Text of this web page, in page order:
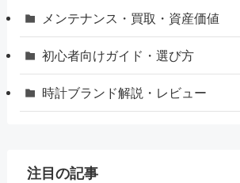
メンテナンス・買取・資産価値
初心者向けガイド・選び方
時計ブランド解説・レビュー
注目の記事